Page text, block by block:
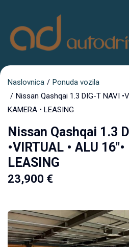
Naslovnica
Ponuda vozila
Nissan Qashqai 1.3 DIG-T NAVI
KAMERA • LEASING
Nissan Qashqai 1.3
•VIRTUAL • ALU
LEASING
23,900 €